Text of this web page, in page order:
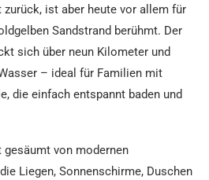
ist aber heute vor allem für
Sandstrand berühmt. Der
sich über neun Kilometer und
– ideal für Familien mit
die einfach entspannt baden und
gesäumt von modernen
Liegen, Sonnenschirme, Duschen